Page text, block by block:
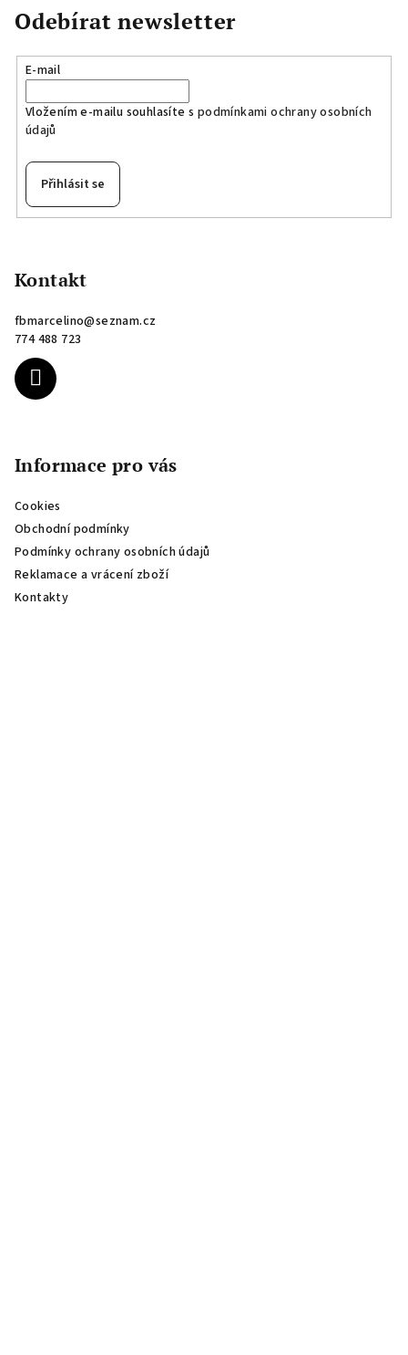
Odebírat newsletter
E-mail
Vložením e-mailu souhlasíte s podmínkami ochrany osobních
údajů
Přihlásit se
Kontakt
fbmarcelino@seznam.cz
774 488 723
Informace pro vás
Cookies
Obchodní podmínky
Podmínky ochrany osobních údajů
Reklamace a vrácení zboží
Kontakty